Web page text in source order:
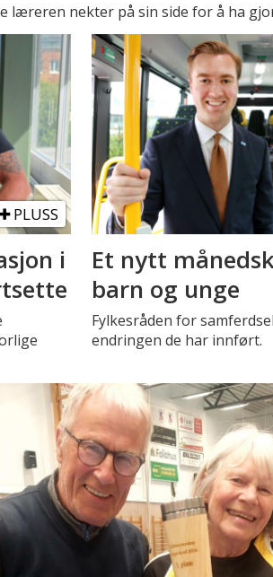
læreren nekter på sin side for å ha
PLUSS
i
Et nytt
barn og unge
Fylkesråden for
endringen de har innført.